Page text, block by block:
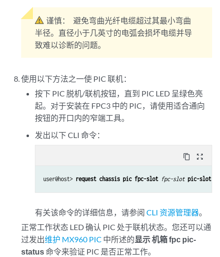
谨慎：
避免弯曲光纤电缆超过其最小弯曲
半径。直径小于几英寸的电弧会损坏电缆并导
致难以诊断的问题。
使用以下方法之一使 PIC 联机：
按下 PIC 脱机/联机按钮，直到 PIC LED 呈绿色亮
起。对于安装在 FPC3 中的 PIC，请使用适合通向
按钮的开口内的窄端工具。
发出以下 CLI 命令：
content_copy zoom_out_map
user@host> request chassis pic fpc-slot fpc-slot pic-slot
有关该命令的详细信息，请参阅 CLI 资源管理器。
正常工作状态 LED 确认 PIC 处于联机状态。您还可以通
过发出维护 MX960 PIC 中所述的显示 机箱 fpc pic-
status命令来验证 PIC 是否正常工作。